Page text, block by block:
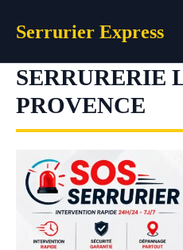
Serrurier Express
SERRURERIE
PROVENCE